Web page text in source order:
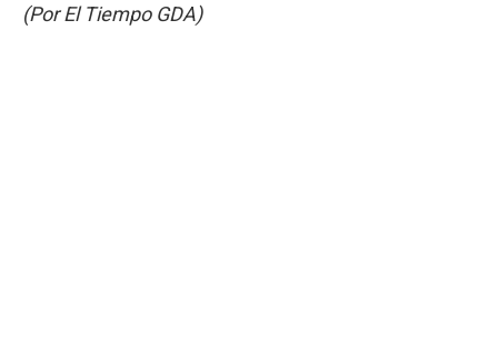
(Por El Tiempo GDA)